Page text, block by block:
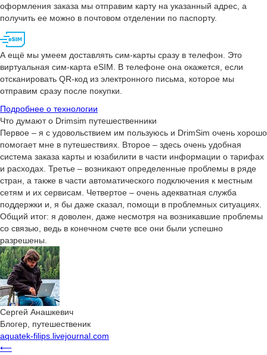
оформления заказа мы отправим карту на указанный адрес, а
получить ее можно в почтовом отделении по паспорту.
А ещё мы умеем доставлять сим-карты сразу в телефон. Это
виртуальная сим-карта eSIM. В телефоне она окажется, если
отсканировать QR-код из электронного письма, которое мы
отправим сразу после покупки.
Подробнее о технологии
Что думают о Drimsim путешественники
Первое – я с удовольствием им пользуюсь и DrimSim очень хорошо
помогает мне в путешествиях. Второе – здесь очень удобная
система заказа карты и юзабилити в части информации о тарифах
и расходах. Третье – возникают определенные проблемы в ряде
стран, а также в части автоматического подключения к местным
сетям и их сервисам. Четвертое – очень адекватная служба
поддержки и, я бы даже сказал, помощи в проблемных ситуациях.
Общий итог: я доволен, даже несмотря на возникавшие проблемы
со связью, ведь в конечном счете все они были успешно
разрешены.
Сергей Анашкевич
Блогер, путешественик
aquatek-filips.livejournal.com
⟵